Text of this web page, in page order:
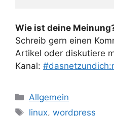
Wie ist deine
Schreib gern einen
Artikel oder diskutiere
Kanal:
Kategorien
Allgemein
Schlagwörter
linux,wordpress